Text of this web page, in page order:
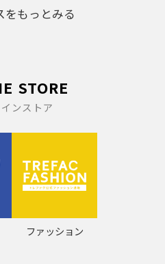
をもっとみる
STORE
ンストア
ファッション